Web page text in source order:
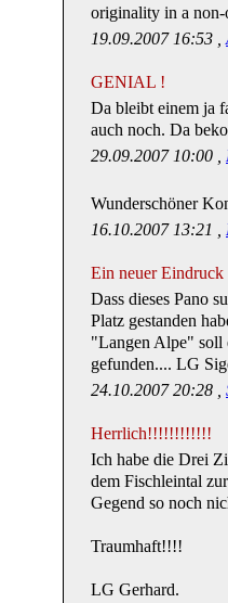
originality in a
19.09.2007 16:53 ,
GENIAL !
Da bleibt einem ja
auch noch. Da
29.09.2007 10:00 ,
Wunderschöner
16.10.2007 13:21 ,
Ein neuer Eindruck
Dass dieses Pano
Platz gestanden
"Langen Alpe" soll
gefunden.... LG
24.10.2007 20:28 ,
Herrlich!!!!!!!!!!!!
Ich habe die Drei
dem Fischleintal
Gegend so noch
Traumhaft!!!!
LG Gerhard.